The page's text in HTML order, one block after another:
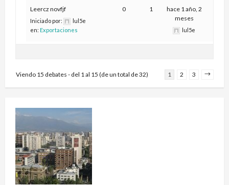
Leercz novfjf
Iniciado por:
lul5e
en: Exportaciones
0 1
hace 1 año, 2
meses
lul5e
Viendo 15 debates - del 1 al 15 (de un total de 32) 1 2 3 →